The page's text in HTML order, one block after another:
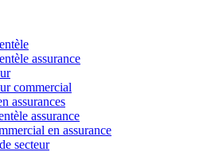
assurance
commercial
assurances
assurance
en assurance
secteur